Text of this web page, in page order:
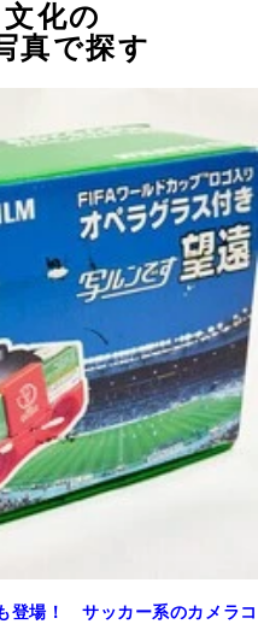
化の
真で探す
登場！ サッカー系のカメラコ